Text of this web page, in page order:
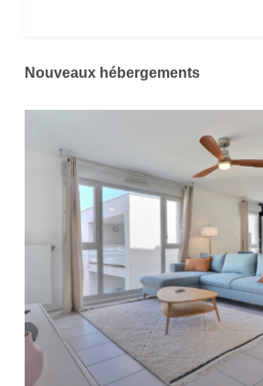
Nouveaux hébergements